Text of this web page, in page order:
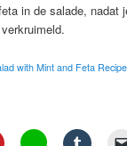
in de salade, nadat
with Mint and Feta Recipe